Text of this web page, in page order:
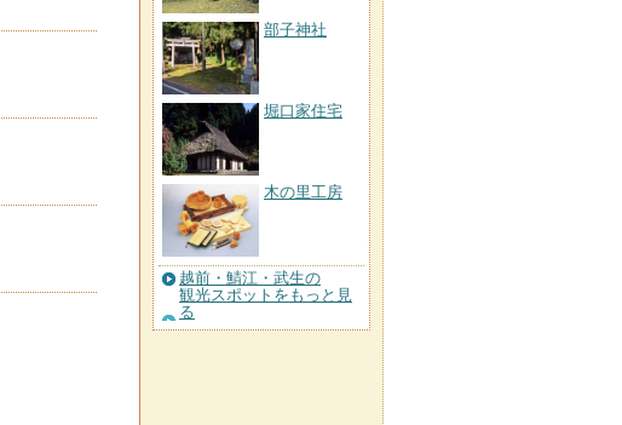
部子神社
堀口家住宅
木の里工房
越前・鯖江・武生の
観光スポットをもっと見
る